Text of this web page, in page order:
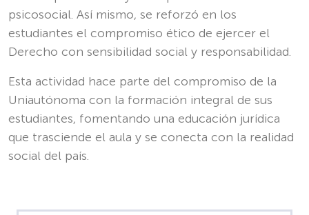
psicosocial. Así mismo, se reforzó en los
estudiantes el compromiso ético de ejercer el
Derecho con sensibilidad social y responsabilidad.
Esta actividad hace parte del compromiso de la
Uniautónoma con la formación integral de sus
estudiantes, fomentando una educación jurídica
que trasciende el aula y se conecta con la realidad
social del país.